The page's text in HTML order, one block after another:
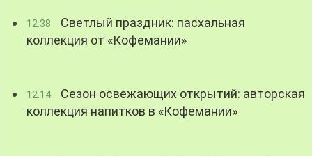
12:38
Светлый праздник: пасхальная
коллекция от «Кофемании»
12:14
Сезон освежающих открытий: авторская
коллекция напитков в «Кофемании»